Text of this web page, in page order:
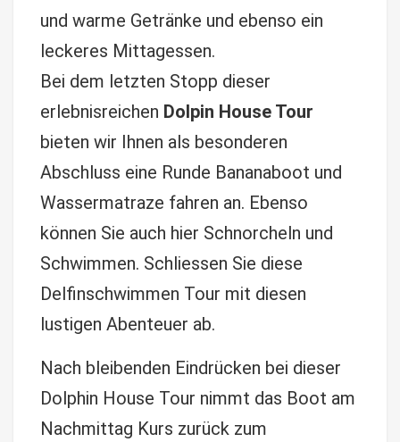
und warme Getränke und ebenso ein
leckeres Mittagessen.
Bei dem letzten Stopp dieser
erlebnisreichen Dolpin House Tour
bieten wir Ihnen als besonderen
Abschluss eine Runde Bananaboot und
Wassermatraze fahren an. Ebenso
können Sie auch hier Schnorcheln und
Schwimmen. Schliessen Sie diese
Delfinschwimmen Tour mit diesen
lustigen Abenteuer ab.
Nach bleibenden Eindrücken bei dieser
Dolphin House Tour nimmt das Boot am
Nachmittag Kurs zurück zum